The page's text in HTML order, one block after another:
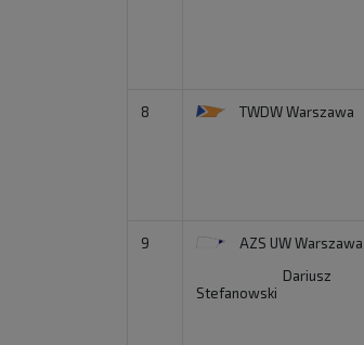
8 TWDW Warszawa
9
AZS UW Warszawa
Dariusz
Stefanowski